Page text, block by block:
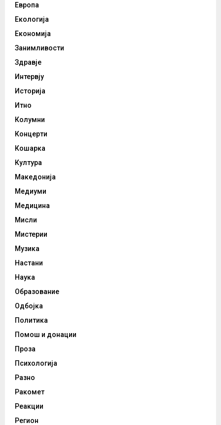
Европа
Екологија
Економија
Занимливости
Здравје
Интервју
Историја
Итно
Колумни
Концерти
Кошарка
Култура
Македонија
Медиуми
Медицина
Мисли
Мистерии
Музика
Настани
Наука
Образование
Одбојка
Политика
Помош и донации
Проза
Психологија
Разно
Ракомет
Реакции
Регион